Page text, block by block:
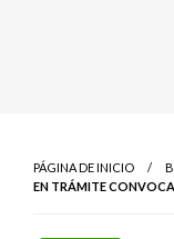
PÁGINA DE INICIO
EN TRÁMITE